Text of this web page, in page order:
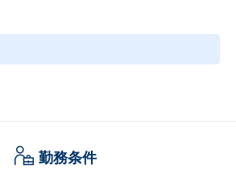
勤務条件